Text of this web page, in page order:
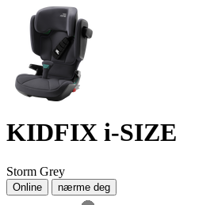
KIDFIX i-SIZE
Storm Grey
Online nærme deg